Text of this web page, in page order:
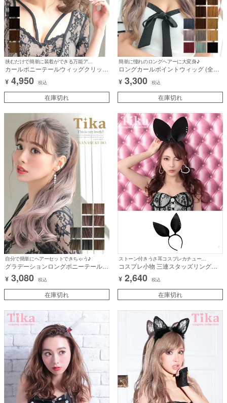
カールポニーテールウィッグクリップ
(全4カラー)
¥ 4,950 税込
在庫切れ
簡単に憧れのロングヘアーに大変身♪
ロングカールポイントウィッグ (全13
カラー)
¥ 3,300 税込
在庫切れ
自分で簡単にヘアーセットできちゃう♪
グラデーションロングポニーテールウ
ィッグ (全10カラー)
¥ 3,080 税込
在庫切れ
コスプレ小物 三連スタッズリング付
きうさ耳カチューシャ【ハロウィン】
[la-hw80482]
¥ 2,640 税込
在庫切れ